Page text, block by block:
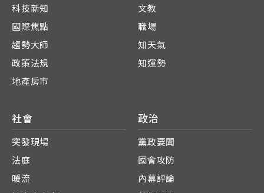
科技新知
國際焦點
趨勢大師
政策法規
地產房市
文教
職場
知天氣
知運勢
社會
突發現場
法庭
暖流
政治
黨政要聞
國會攻防
內幕評論